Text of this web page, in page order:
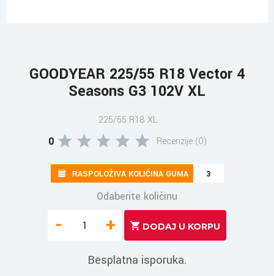
GOODYEAR 225/55 R18 Vector 4
Seasons G3 102V XL
225/55 R18 XL
0 Recenzije (0)
RASPOLOŽIVA KOLIČINA GUMA 3
Odaberite količinu
- +
Besplatna isporuka.